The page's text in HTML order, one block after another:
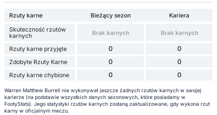
Rzuty karne Bieżący sezon
Kariera
Skuteczność rzutów
karnych
Brak karnych Brak karnych
Rzuty karne przyjęte 0 0
Zdobyte Rzuty Karne 0 0
Rzuty karne chybione 0 0
Warren Matthew Burrell nie wykonywał jeszcze żadnych rzutów karnych w swojej
karierze (na podstawie wszystkich danych sezonowych, które posiadamy w
FootyStats). Jego statystyki rzutów karnych zostaną zaktualizowane, gdy wykona rzut
karny w oficjalnym meczu.